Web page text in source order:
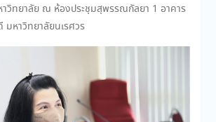
าวิทยาลัย ณ ห้องประชุมสุพรรณกัลยา 1 อาคาร
มหาวิทยาลัยนเรศวร